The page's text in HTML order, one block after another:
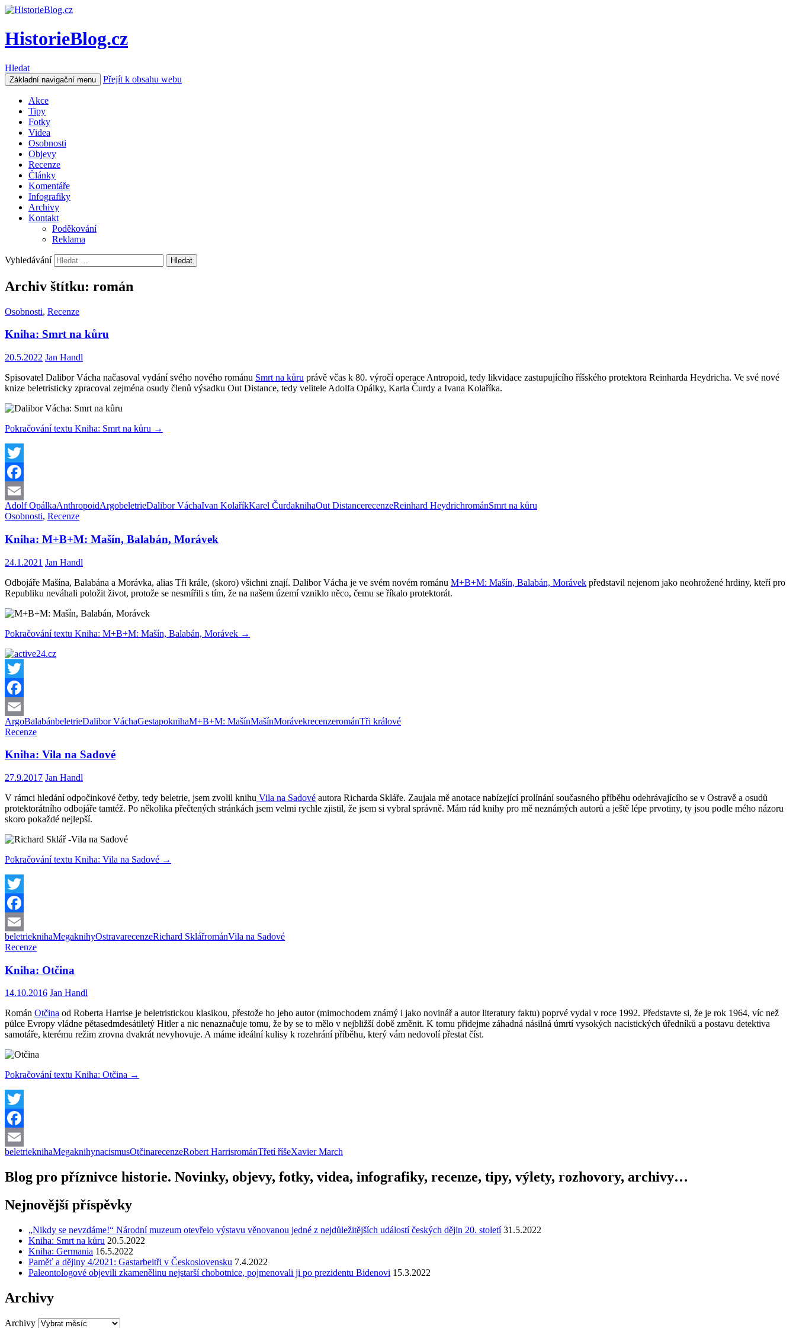
HistorieBlog.cz
Hledat
Základní navigační menu Přejít k obsahu webu
Akce
Tipy
Fotky
Videa
Osobnosti
Objevy
Recenze
Články
Komentáře
Infografiky
Archivy
Kontakt
Poděkování
Reklama
Vyhledávání
Archiv štítku: román
Osobnosti, Recenze
Kniha: Smrt na kůru
20.5.2022 Jan Handl
Spisovatel Dalibor Vácha načasoval vydání svého nového románu Smrt na kůru právě včas k 80. výročí operace Antropoid, tedy likvidace zastupujícího říšského protektora Reinharda Heydricha. Ve své nové
knize beletristicky zpracoval zejména osudy členů výsadku Out Distance, tedy velitele Adolfa Opálky, Karla Čurdy a Ivana Kolaříka.
Pokračování textu Kniha: Smrt na kůru →
Twitter
Facebook
Email
Adolf OpálkaAnthropoidArgobeletrieDalibor VáchaIvan KolaříkKarel ČurdaknihaOut DistancerecenzeReinhard HeydrichrománSmrt na kůru
Osobnosti, Recenze
Kniha: M+B+M: Mašín, Balabán, Morávek
24.1.2021 Jan Handl
Odbojáře Mašína, Balabána a Morávka, alias Tři krále, (skoro) všichni znají. Dalibor Vácha je ve svém novém románu M+B+M: Mašín, Balabán, Morávek představil nejenom jako neohrožené hrdiny, kteří pro
Republiku neváhali položit život, protože se nesmířili s tím, že na našem území vzniklo něco, čemu se říkalo protektorát.
Pokračování textu Kniha: M+B+M: Mašín, Balabán, Morávek →
Twitter
Facebook
Email
ArgoBalabánbeletrieDalibor VáchaGestapoknihaM+B+M: MašínMašínMorávekrecenzerománTři králové
Recenze
Kniha: Vila na Sadové
27.9.2017 Jan Handl
V rámci hledání odpočinkové četby, tedy beletrie, jsem zvolil knihu Vila na Sadové autora Richarda Skláře. Zaujala mě anotace nabízející prolínání současného příběhu odehrávajícího se v Ostravě a osudů
protektorátního odbojáře tamtéž. Po několika přečtených stránkách jsem velmi rychle zjistil, že jsem si vybral správně. Mám rád knihy pro mě neznámých autorů a ještě lépe prvotiny, ty jsou podle mého názoru
skoro pokaždé nejlepší.
Pokračování textu Kniha: Vila na Sadové →
Twitter
Facebook
Email
beletrieknihaMegaknihyOstravarecenzeRichard SklářrománVila na Sadové
Recenze
Kniha: Otčina
14.10.2016 Jan Handl
Román Otčina od Roberta Harrise je beletristickou klasikou, přestože ho jeho autor (mimochodem známý i jako novinář a autor literatury faktu) poprvé vydal v roce 1992. Představte si, že je rok 1964, víc než
půlce Evropy vládne pětasedmdesátiletý Hitler a nic nenaznačuje tomu, že by se to mělo v nejbližší době změnit. K tomu přidejme záhadná násilná úmrtí vysokých nacistických úředníků a postavu detektiva
samotáře, kterému režim zrovna dvakrát nevyhovuje. A máme ideální kulisy k rozehrání příběhu, který vám nedovolí přestat číst.
Pokračování textu Kniha: Otčina →
Twitter
Facebook
Email
beletrieknihaMegaknihynacismusOtčinarecenzeRobert HarrisrománTřetí říšeXavier March
Blog pro příznivce historie. Novinky, objevy, fotky, videa, infografiky, recenze, tipy, výlety, rozhovory, archivy…
Nejnovější příspěvky
„Nikdy se nevzdáme!“ Národní muzeum otevřelo výstavu věnovanou jedné z nejdůležitějších událostí českých dějin 20. století 31.5.2022
Kniha: Smrt na kůru 20.5.2022
Kniha: Germania 16.5.2022
Paměť a dějiny 4/2021: Gastarbeitři v Československu 7.4.2022
Paleontologové objevili zkamenělinu nejstarší chobotnice, pojmenovali ji po prezidentu Bidenovi 15.3.2022
Archivy
Archivy